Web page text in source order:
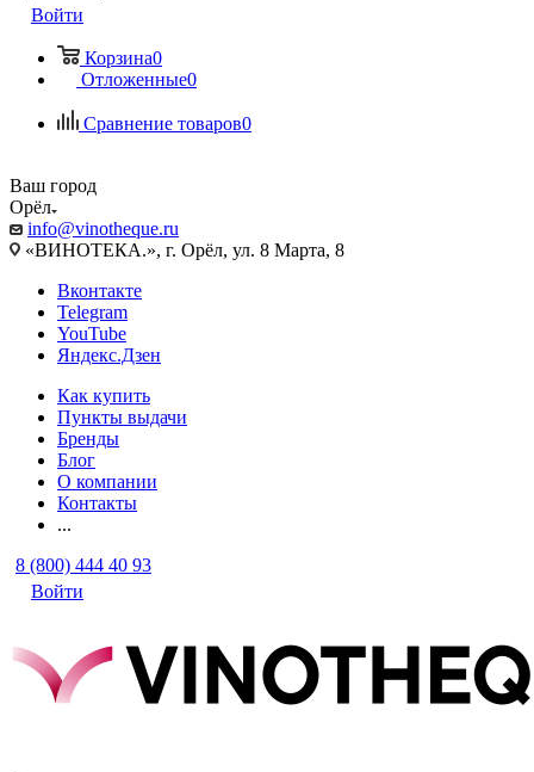
Войти
Корзина0
Отложенные0
Сравнение товаров0
Ваш город
Орёл
info@vinotheque.ru
«ВИНОТЕКА.», г. Орёл, ул. 8 Марта, 8
Вконтакте
Telegram
YouTube
Яндекс.Дзен
Как купить
Пункты выдачи
Бренды
Блог
О компании
Контакты
...
8 (800) 444 40 93
Войти